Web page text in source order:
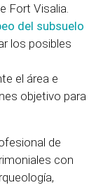
Fort Visalia.
del subsuelo
los posibles
el área e
objetivo para
de
con